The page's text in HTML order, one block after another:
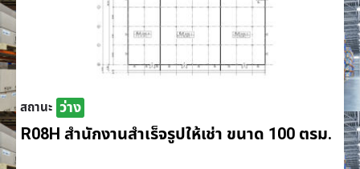
สถานะ ว่าง
R08H สำนักงานสำเร็จรูปให้เช่า ขนาด 100 ตรม.